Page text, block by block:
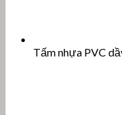
Tấm nhựa PVC